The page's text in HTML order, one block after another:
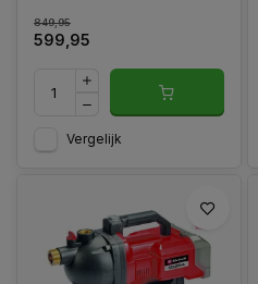
849,95
599,95
Vergelijk